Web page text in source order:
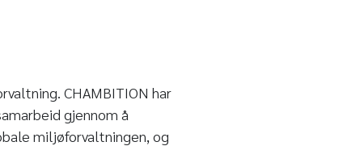
CHAMBITION har
gjennom å
miljøforvaltningen, og